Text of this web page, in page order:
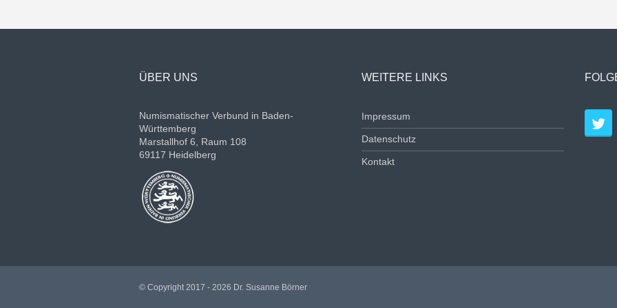
ÜBER UNS
Numismatischer Verbund in Baden-
Württemberg
Marstallhof 6, Raum 108
69117 Heidelberg
WEITERE LINKS
Impressum
Datenschutz
Kontakt
© Copyright 2017 - 2026 Dr. Susanne Börner